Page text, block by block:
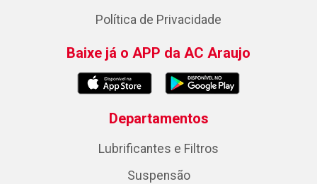
Política de Privacidade
Baixe já o APP da AC Araujo
Departamentos
Lubrificantes e Filtros
Suspensão